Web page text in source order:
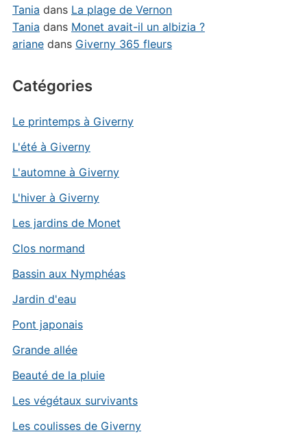
Tania dans La plage de Vernon
Tania dans Monet avait-il un albizia ?
arianedans Giverny 365 fleurs
Catégories
Le printemps à Giverny
L'été à Giverny
L'automne à Giverny
L'hiver à Giverny
Les jardins de Monet
Clos normand
Bassin aux Nymphéas
Jardin d'eau
Pont japonais
Grande allée
Beauté de la pluie
Les végétaux survivants
Les coulisses de Giverny